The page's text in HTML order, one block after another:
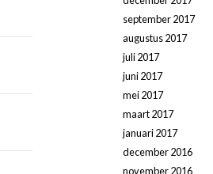
september 2017
augustus 2017
juli 2017
juni 2017
mei 2017
maart 2017
januari 2017
december 2016
november 2016